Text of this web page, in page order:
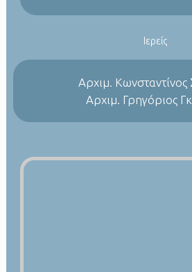
Ιερείς
Αρχιμ. Κωνσταντίνος
Αρχιμ. Γρηγόριος